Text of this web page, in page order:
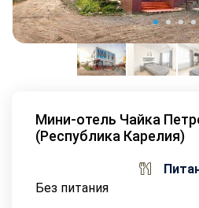
Мини-отель Чайка
(Республика Карелия)
Без питания